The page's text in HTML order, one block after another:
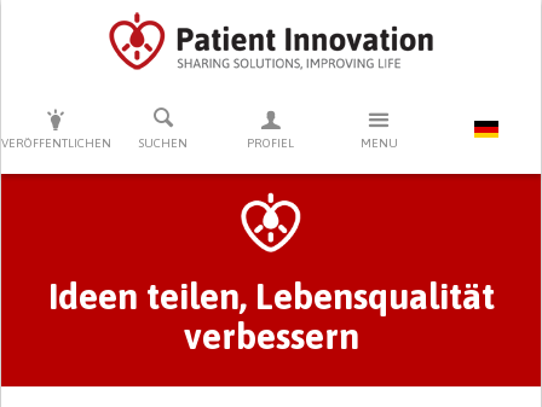
VERÖFFENTLICHEN SUCHEN PROFIEL MENU
DRÜCKEN SIE AUF ENTER UM DIE SUCHE ZU STARTEN
Ideen teilen, Lebensqualität
verbessern